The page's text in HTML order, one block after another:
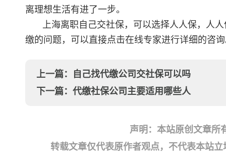
离理想生活有进了一步。
上海离职自己交社保，可以选择人人保，人
缴的问题，可以直接点击在线专家进行详细的咨
上一篇：
自己找代缴公司交社保可以吗
下一篇： 代缴社保公司主要适用哪些人
声明：本站原创文章所
转载文章仅代表原作者观点，不代表本站